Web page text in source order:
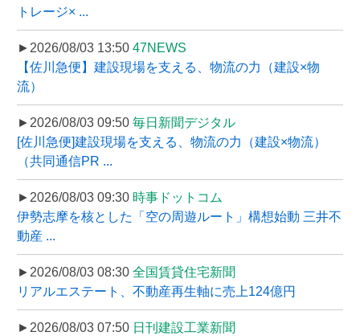
トレージ× ...
►2026/08/03 13:50 47NEWS
【佐川急便】建設現場を支える、物流の力（建設×物
流）
►2026/08/03 09:50 毎日新聞デジタル
[佐川急便]建設現場を支える、物流の力（建設×物流）
（共同通信PR ...
►2026/08/03 09:30 時事ドットコム
伊勢志摩を核とした「空の周遊ルート」構想始動 三井不
動産 ...
►2026/08/03 08:30 全国賃貸住宅新聞
リアルエステート、不動産再生軸に売上124億円
►2026/08/03 07:50 日刊建設工業新聞